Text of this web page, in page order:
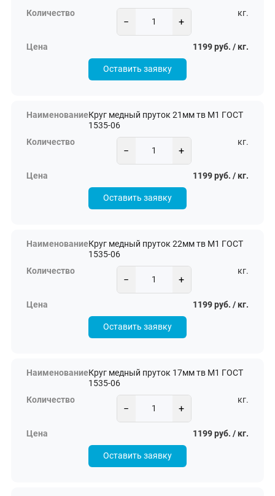
− +
кг.
1199 руб. / кг.
Оставить заявку
Круг медный пруток 21мм тв М1 ГОСТ
1535-06
− +
кг.
1199 руб. / кг.
Оставить заявку
Круг медный пруток 22мм тв М1 ГОСТ
1535-06
− +
кг.
1199 руб. / кг.
Оставить заявку
Круг медный пруток 17мм тв М1 ГОСТ
1535-06
− +
кг.
1199 руб. / кг.
Оставить заявку